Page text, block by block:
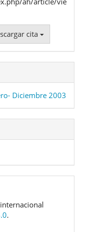
cita
Diciembre 2003
.